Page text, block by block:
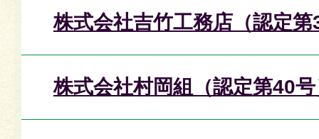
株式会社吉竹工務店（認定第
株式会社村岡組（認定第40